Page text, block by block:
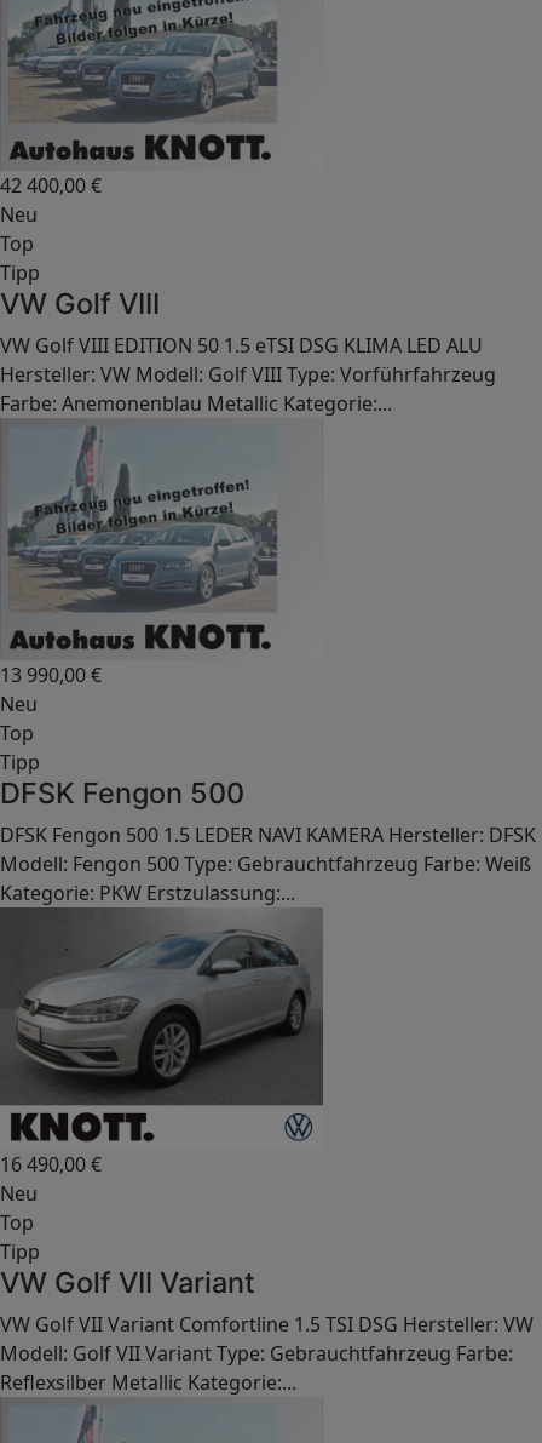
42 400,00€
Neu
Top
Tipp
VW Golf VIII
VW Golf VIII EDITION 50 1.5 eTSI DSG KLIMA LED ALU
Hersteller: VW Modell: Golf VIII Type: Vorführfahrzeug
Farbe: Anemonenblau Metallic Kategorie:...
13 990,00€
Neu
Top
Tipp
DFSK Fengon 500
DFSK Fengon 500 1.5 LEDER NAVI KAMERA Hersteller: DFSK
Modell: Fengon 500 Type: Gebrauchtfahrzeug Farbe: Weiß
Kategorie: PKW Erstzulassung:...
16 490,00€
Neu
Top
Tipp
VW Golf VII Variant
VW Golf VII Variant Comfortline 1.5 TSI DSG Hersteller: VW
Modell: Golf VII Variant Type: Gebrauchtfahrzeug Farbe:
Reflexsilber Metallic Kategorie:...